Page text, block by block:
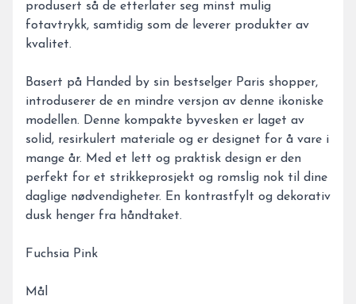
produsert så de etterlater seg minst mulig
fotavtrykk, samtidig som de leverer produkter av
kvalitet.
Basert på Handed by sin bestselger Paris shopper,
introduserer de en mindre versjon av denne ikoniske
modellen. Denne kompakte byvesken er laget av
solid, resirkulert materiale og er designet for å vare i
mange år. Med et lett og praktisk design er den
perfekt for et strikkeprosjekt og romslig nok til dine
daglige nødvendigheter. En kontrastfylt og dekorativ
dusk henger fra håndtaket.
Fuchsia Pink
Mål